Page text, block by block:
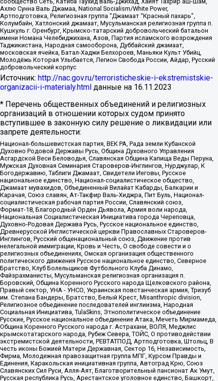
Ахлю Сунна Валь Джамаа, National Socialism/White Power,
Артподготовка, Религиозная группа “Джамаат “Красный пахарь”,
Колумбайн, Хатлонский джамаат, Мусульманская религиозная группа п.
Кушкуль г. Оренбург, Крымско-татарский добровольческий батальон
имени Номана Челебиджихана, Азов, Партия исламского возрождения
Таджикистана, Народная самооборона, Дуббайский джамаат,
московская ячейка, Батал-Хаджи Белхороев, Маньяки Культ Убийц,
Молодёжь Которая Улыбается, Легион Свобода России, Айдар, Русский
добровольческий корпус
Источник: http://nac.gov.ru/terroristicheskie-i-ekstremistskie-
organizacii-i-materialy.html данные на 16.11.2023
* Перечень общественных объединений и религиозных
организаций в отношении которых судом принято
вступившее в законную силу решение о ликвидации или
запрете деятельности:
Национал-большевистская партия, ВЕК РА, Рада земли Кубанской
Духовно Родовой Державы Русь, Община Духовного Управления
Асгардской Веси Беловодья, Славянская Община Капища Веды Перуна,
Мужская Духовная Семинария Староверов-Инглингов, Нурджулар, К
Богодержавию, Таблиги Джамаат, Свидетели Иеговы, Русское
национальное единство, Национал-социалистическое общество,
Джамаат мувахидов, Объединенный Вилайат Кабарды, Балкарии и
Карачая, Союз славян, Ат-Такфир Валь-Хиджра, Пит Буль, Национал-
социалистическая рабочая партия России, Славянский союз,
Формат-18, Благородный Орден Дьявола, Армия воли народа,
Национальная Социалистическая Инициатива города Череповца,
Духовно-Родовая Держава Русь, Русское национальное единство,
Древнерусской Инглистической церкви Православных Староверов-
Инглингов, Русский общенациональный союз, Движение против
нелегальной иммиграции, Кровь и Честь, О свободе совести и о
религиозных объединениях, Омская организация общественного
политического движения Русское национальное единство, Северное
Братство, Клуб Болельщиков Футбольного Клуба Динамо,
Файзрахманисты, Мусульманская религиозная организация п.
Боровский, Община Коренного Русского народа Щелковского района,
Правый сектор, УНА - УНСО, Украинская повстанческая армия, Тризуб
им. Степана Бандеры, Братство, Белый Крест, Misanthropic division,
Религиозное объединение последователей инглиизма, Народная
Социальная Инициатива, TulaSkins, Этнополитическое объединение
Русские, Русское национальное объединение Атака, Мечеть Мирмамеда,
Община Коренного Русского народа г. Астрахани, ВОЛЯ, Меджлис
крымскотатарского народа, Рубеж Севера, ТОЙС, О противодействии
экстремистской деятельности, РЕВТАТПОД, Артподготовка, Штольц, В
честь иконы Божией Матери Державная, Сектор 16, Независимость,
Фирма, Молодежная правозащитная группа МПГ, Курсом Правды и
Единения, Каракольская инициативная группа, Автоград Крю, Союз
Славянских Сил Руси, Алля-Аят, Благотворительный пансионат Ак Умут,
Русская республика Русь, Арестантское уголовное единство, Башкорт,